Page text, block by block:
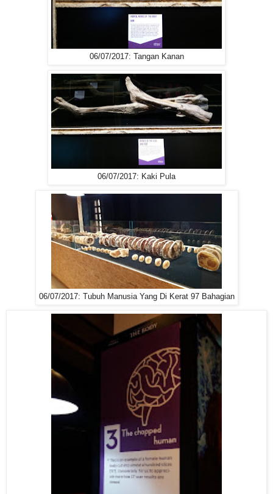
06/07/2017: Tangan Kanan
06/07/2017: Kaki Pula
06/07/2017: Tubuh Manusia Yang Di Kerat 97 Bahagian